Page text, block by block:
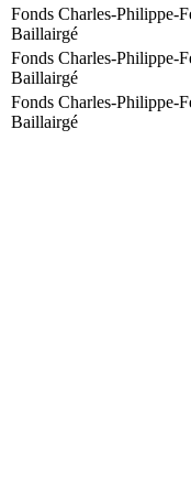
Fonds Charles-Philippe-
Baillairgé
Fonds Charles-Philippe-
Baillairgé
Fonds Charles-Philippe-
Baillairgé